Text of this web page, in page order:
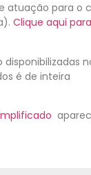
atuação para o
Clique aqui para
é de inteira